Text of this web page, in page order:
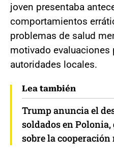
joven presentaba
comportamientos
problemas de salud
motivado evaluaciones
autoridades locales.
Lea también
Trump anuncia el
soldados en
sobre la